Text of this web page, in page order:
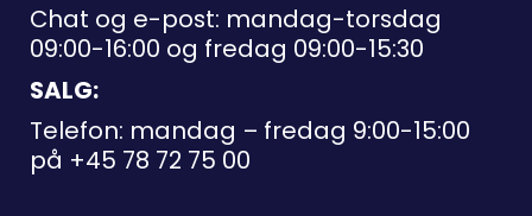
Chat og e-post: mandag-torsdag
09:00-16:00 og fredag 09:00-15:30
SALG:
Telefon: mandag – fredag 9:00-15:00
på +45 78 72 75 00